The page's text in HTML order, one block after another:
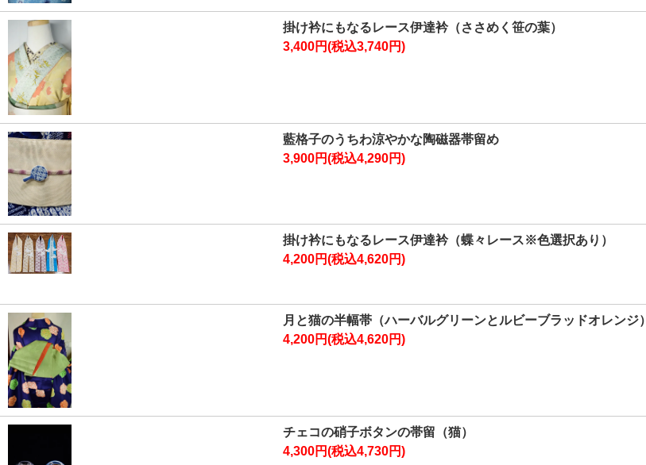
掛け衿にもなるレース伊達衿（ささめく笹の葉）
3,400円(税込3,740円)
藍格子のうちわ涼やかな陶磁器帯留め
3,900円(税込4,290円)
掛け衿にもなるレース伊達衿（蝶々レース※色選択あり）
4,200円(税込4,620円)
月と猫の半幅帯（ハーバルグリーンとルビーブラッドオレンジ）
4,200円(税込4,620円)
チェコの硝子ボタンの帯留（猫）
4,300円(税込4,730円)